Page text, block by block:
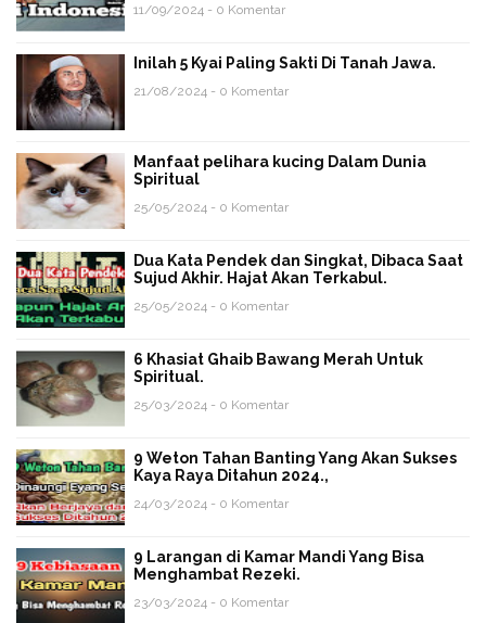
11/09/2024 - 0 Komentar
Inilah 5 Kyai Paling Sakti Di Tanah Jawa.
21/08/2024 - 0 Komentar
Manfaat pelihara kucing Dalam Dunia
Spiritual
25/05/2024 - 0 Komentar
Dua Kata Pendek dan Singkat, Dibaca Saat
Sujud Akhir. Hajat Akan Terkabul.
25/05/2024 - 0 Komentar
6 Khasiat Ghaib Bawang Merah Untuk
Spiritual.
25/03/2024 - 0 Komentar
9 Weton Tahan Banting Yang Akan Sukses
Kaya Raya Ditahun 2024.,
24/03/2024 - 0 Komentar
9 Larangan di Kamar Mandi Yang Bisa
Menghambat Rezeki.
23/03/2024 - 0 Komentar